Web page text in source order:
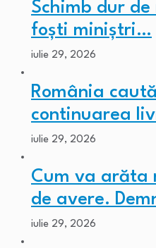
Schimb dur
foști miniștri…
iulie 29, 2026
România
continuarea
iulie 29, 2026
Cum va arăta
de avere.
iulie 29, 2026